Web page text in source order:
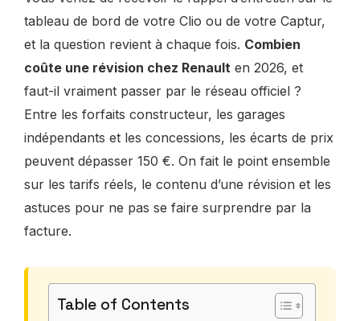
tableau de bord de votre Clio ou de votre Captur,
et la question revient à chaque fois. Combien
coûte une révision chez Renault en 2026, et
faut-il vraiment passer par le réseau officiel ?
Entre les forfaits constructeur, les garages
indépendants et les concessions, les écarts de prix
peuvent dépasser 150 €. On fait le point ensemble
sur les tarifs réels, le contenu d’une révision et les
astuces pour ne pas se faire surprendre par la
facture.
Table of Contents